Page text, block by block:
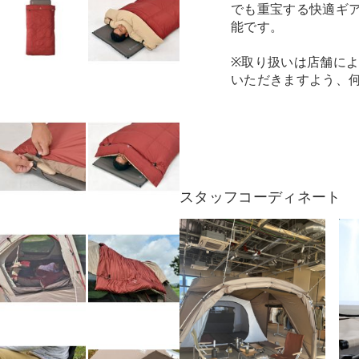
でも重宝する快適ギ
能です。
※取り扱いは店舗に
いただきますよう、
スタッフコーディネート